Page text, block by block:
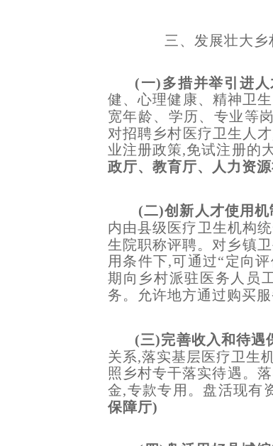
三、发展壮大
(一)多措并举引进人
健、心理健康、精神卫
宽年龄、学历、专业等
对招聘乡村医疗卫生人
业注册政策,免试注册的
政厅、教育厅、人力资
(二)创新人才使用机
内由县级医疗卫生机构
生院职称评聘。对乡镇
用条件下,可通过“定向
期向乡村派驻医务人员
务。允许地方通过购买
(三)完善收入和待遇
关系,落实基层医疗卫生
照乡村专干落实待遇。
金,专款专用。盘活现有
保障厅)